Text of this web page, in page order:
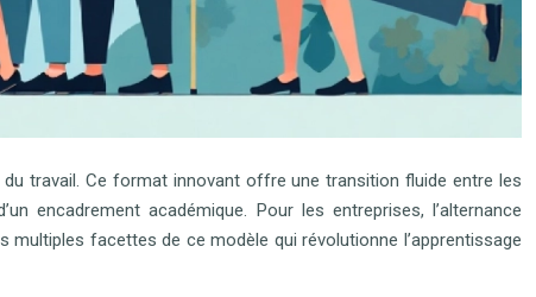
travail. Ce format innovant offre une transition fluide entre les
encadrement académique. Pour les entreprises, l’alternance
facettes de ce modèle qui révolutionne l’apprentissage